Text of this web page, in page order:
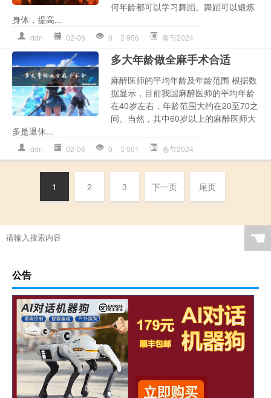
何年龄都可以学习舞蹈。舞蹈可以锻炼
身体，提高...
ddn 02-06 0 956 春节2024
多大年龄做全麻手术合适
麻醉医师的平均年龄及年龄范围 根据数
据显示，目前我国麻醉医师的平均年龄
在40岁左右，年龄范围大约在20至70之
间。当然，其中60岁以上的麻醉医师大
多是退休...
ddn 02-06 0 901 春节2024
1 2 3 下一页 尾页
☚
公告